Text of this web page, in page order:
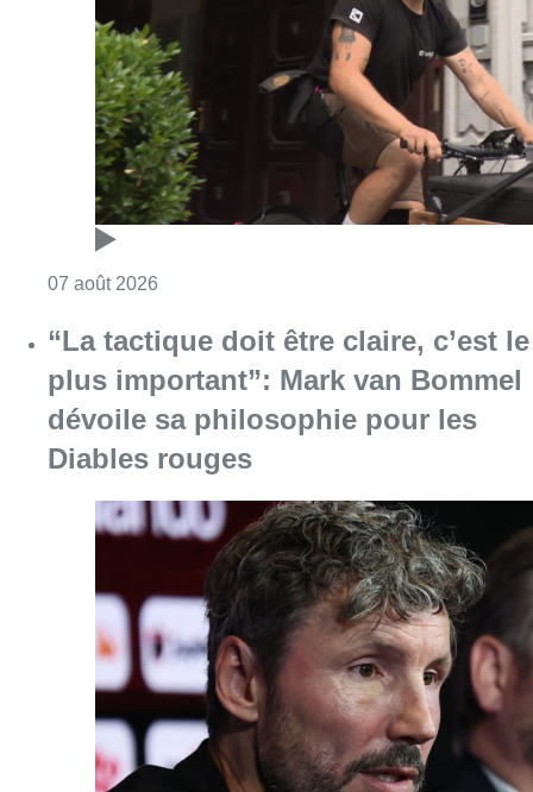
07 août 2026
“La tactique doit être claire, c’est le
plus important”: Mark van Bommel
dévoile sa philosophie pour les
Diables rouges